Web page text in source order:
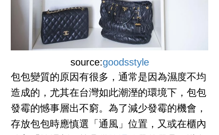
source:goodsstyle
包包變質的原因有很多，通常是因為濕度不均
造成的，尤其在台灣如此潮溼的環境下，包包
發霉的憾事層出不窮。為了減少發霉的機會，
存放包包時應慎選「通風」位置，又或在櫃內